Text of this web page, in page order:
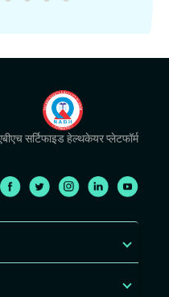
सर्टिफाइड हेल्थकेयर प्लेटफॉर्म